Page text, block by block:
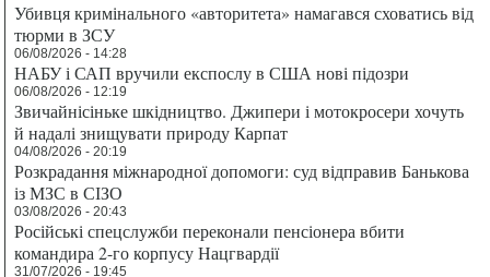
Убивця кримінального «авторитета» намагався сховатись від
тюрми в ЗСУ
06/08/2026 - 14:28
НАБУ і САП вручили експослу в США нові підозри
06/08/2026 - 12:19
Звичайнісіньке шкідництво. Джипери і мотокросери хочуть
й надалі знищувати природу Карпат
04/08/2026 - 20:19
Розкрадання міжнародної допомоги: суд відправив Банькова
із МЗС в СІЗО
03/08/2026 - 20:43
Російські спецслужби переконали пенсіонера вбити
командира 2-го корпусу Нацгвардії
31/07/2026 - 19:45